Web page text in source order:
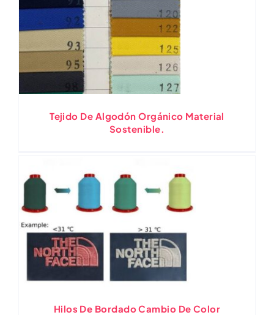
Tejido De Algodón Orgánico Material
Sostenible.
Hilos De Bordado Cambio De Color